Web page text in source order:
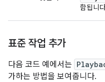
함됩니
표준 작업 추가
다음 코드 예에서는
가하는 방법을 보여줍니다.